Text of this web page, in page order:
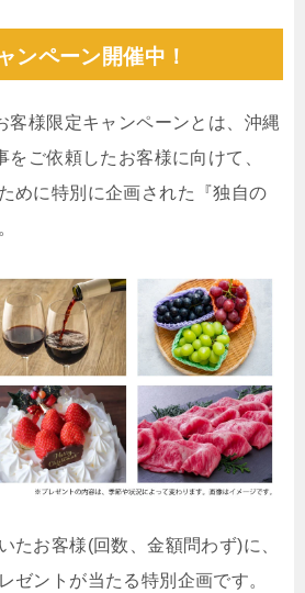
ンペーン開催中！
客様限定キャンペーンとは、沖縄
をご依頼したお客様に向けて、
めに特別に企画された『独自の
たお客様(回数、金額問わず)に、
ゼントが当たる特別企画です。